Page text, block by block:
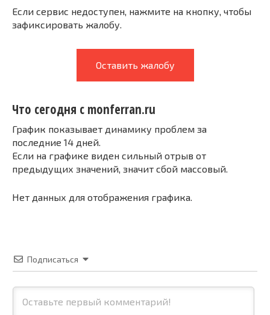
Если сервис недоступен, нажмите на кнопку, чтобы
зафиксировать жалобу.
Оставить жалобу
Что сегодня с monferran.ru
График показывает динамику проблем за
последние 14 дней.
Если на графике виден сильный отрыв от
предыдущих значений, значит сбой массовый.
Нет данных для отображения графика.
Подписаться